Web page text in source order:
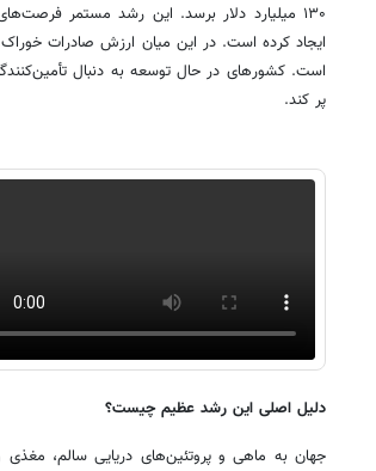
۱۳۰ میلیارد دلار برسد. این رشد مستمر
است. کشورهای در حال توسعه به دنبال
پر کند.
دلیل اصلی این رشد عظیم چیست؟
جهان به ماهی و پروتئین‌های دریایی سالم، مغذی و